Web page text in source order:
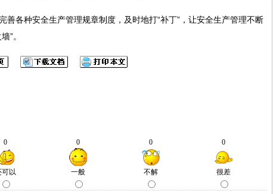
各种安全生产管理规章制度，及时地打“补丁”，让安全生产管理不断
”。